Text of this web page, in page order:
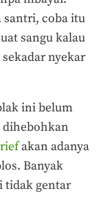
santri, coba itu
sangu kalau
nyekar
ini belum
dihebohkan
akan adanya
Banyak
tidak gentar